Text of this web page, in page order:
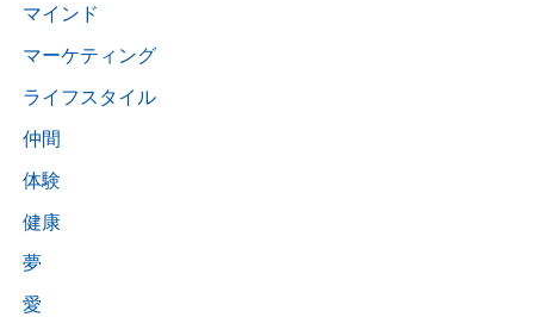
マインド
マーケティング
ライフスタイル
仲間
体験
健康
夢
愛